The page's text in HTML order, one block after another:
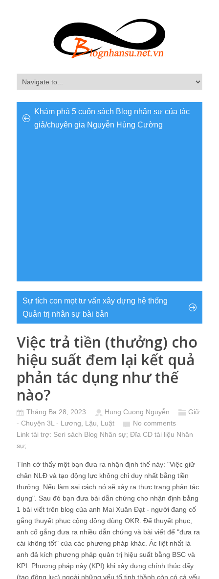
Khám phá 5 cuốn sách Blog nhân sự của tác
giả/chuyên gia Nguyễn Hùng Cường
Sự tích con mọt tư vấn xây dựng hệ thống
Quản trị nhân sự bài bản
Việc trả tiền (thưởng) cho
hiệu suất đem lại kết quả
phản tác dụng như thế
nào?
Tháng Ba 28, 2023 Hung Cuong Nguyễn
Giữ
- Chuyện 3L - Lương, Lậu, Luật
No comments
Link tài trợ: Seri sách Blog Nhân sự; Đĩa CD tài liệu Nhân
sự;
Tình cờ thấy một bạn đưa ra nhận định thế này: "Việc giữ
chân NLĐ và tạo động lực không chỉ duy nhất bằng tiền
thưởng. Nếu làm sai cách nó sẽ xảy ra thực trạng phản tác
dụng". Sau đó bạn đưa bài dẫn chứng cho nhận định bằng
1 bài viết trên blog của anh Mai Xuân Đạt - người đang cố
gắng thuyết phục cộng đồng dùng OKR. Để thuyết phục,
anh cố gắng đưa ra nhiều dẫn chứng và bài viết để "đưa ra
cái không tốt" của các phương pháp khác. Ác liệt nhất là
anh đả kích phương pháp quản trị hiệu suất bằng BSC và
KPI. Phương pháp này (KPI) khi xây dựng chính thúc đẩy
(tạo động lực) ngoài những yếu tố tinh thầnh còn có cả yếu